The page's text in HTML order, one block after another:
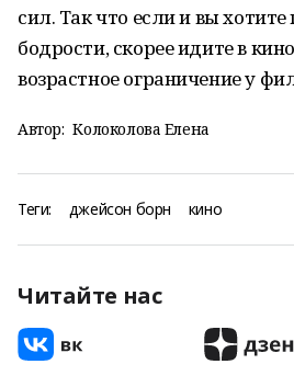
сил. Так что если и вы
бодрости, скорее идите в
возрастное ограничение у
Автор: Колоколова Елена
Теги: джейсон борн кино
Читайте нас